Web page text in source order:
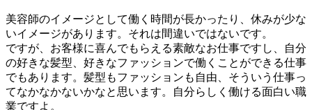
美容師のイメージとして働く時間が長かったり、休みが少な
いイメージがあります。それは間違いではないです。
ですが、お客様に喜んでもらえる素敵なお仕事ですし、自分
の好きな髪型、好きなファッションで働くことができる仕事
でもあります。髪型もファッションも自由、そういう仕事っ
てなかなかないかなと思います。自分らしく働ける面白い職
業ですよ。